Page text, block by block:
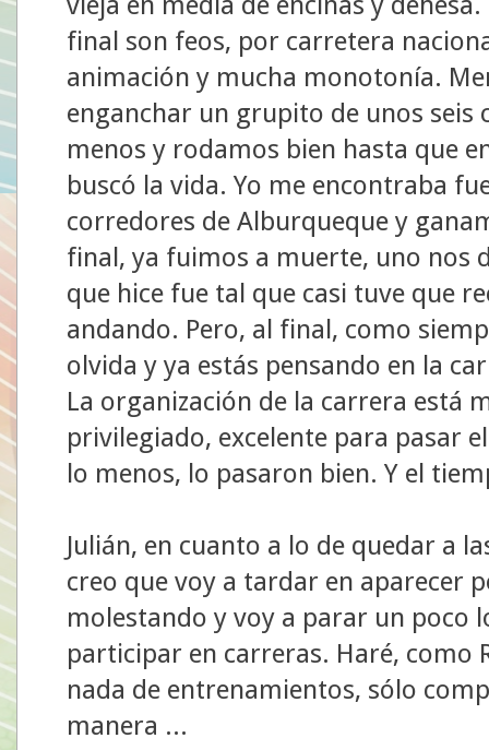
final son feos, por carretera
animación y mucha monotonía.
enganchar un grupito de unos seis
menos y rodamos bien hasta que
buscó la vida. Yo me encontraba
corredores de Alburqueque y
final, ya fuimos a muerte, uno nos
que hice fue tal que casi tuve que
andando. Pero, al final, como
olvida y ya estás pensando en la
La organización de la carrera está
privilegiado, excelente para pasar
lo menos, lo pasaron bien. Y el
Julián, en cuanto a lo de quedar a
creo que voy a tardar en aparecer
molestando y voy a parar un poco
participar en carreras. Haré, como
nada de entrenamientos, sólo
manera ...